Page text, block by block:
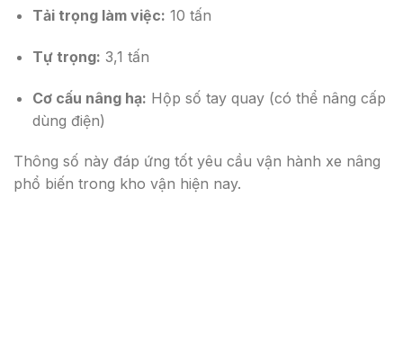
Tải trọng làm việc: 10 tấn
Tự trọng: 3,1 tấn
Cơ cấu nâng hạ: Hộp số tay quay (có thể nâng cấp
dùng điện)
Thông số này đáp ứng tốt yêu cầu vận hành xe nâng
phổ biến trong kho vận hiện nay.